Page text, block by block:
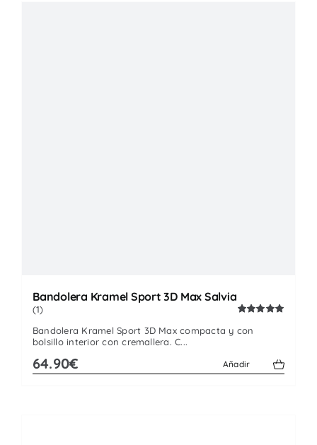
Bandolera Kramel Sport 3D Max Salvia
con5.00
(1)
Bandolera Kramel Sport 3D Max compacta y con
bolsillo interior con cremallera. C...
64.90€ Añadir